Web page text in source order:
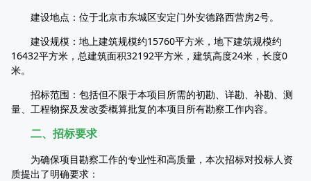
建设地点：位于北京市东城区安定门外安德路西营房2号。
建设规模：地上建筑规模约15760平方米，地下建筑规模约
16432平方米，总建筑面积32192平方米，建筑高度24米，长度0
米。
招标范围：包括但不限于本项目所需的初勘、详勘、补勘、测
量、工程物探及发改委概算批复的本项目所有勘察工作内容。
二、招标要求
为确保项目勘察工作的专业性和高质量，本次招标对投标人资
质提出了明确要求：